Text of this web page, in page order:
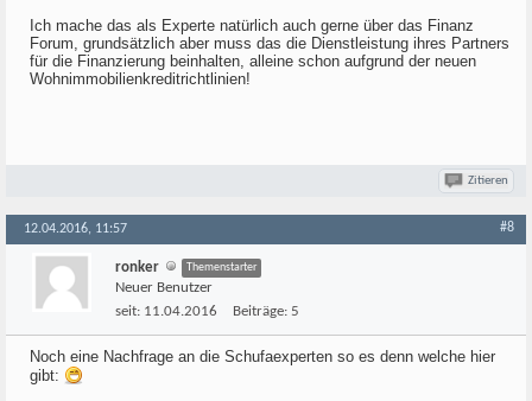
Ich mache das als Experte natürlich auch gerne über das Finanz
Forum, grundsätzlich aber muss das die Dienstleistung ihres Partners
für die Finanzierung beinhalten, alleine schon aufgrund der neuen
Wohnimmobilienkreditrichtlinien!
Zitieren
12.04.2016, 11:57 #8
ronker Themenstarter
Neuer Benutzer
seit: 11.04.2016 Beiträge: 5
Noch eine Nachfrage an die Schufaexperten so es denn welche hier
gibt: